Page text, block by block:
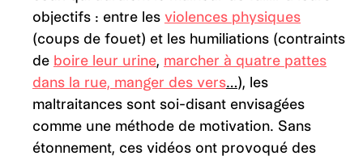
objectifs : entre les violences physiques
(coups de fouet) et les humiliations (contraints
de boire leur urine, marcher à quatre pattes
dans la rue, manger des vers…), les
maltraitances sont soi-disant envisagées
comme une méthode de motivation. Sans
étonnement, ces vidéos ont provoqué des